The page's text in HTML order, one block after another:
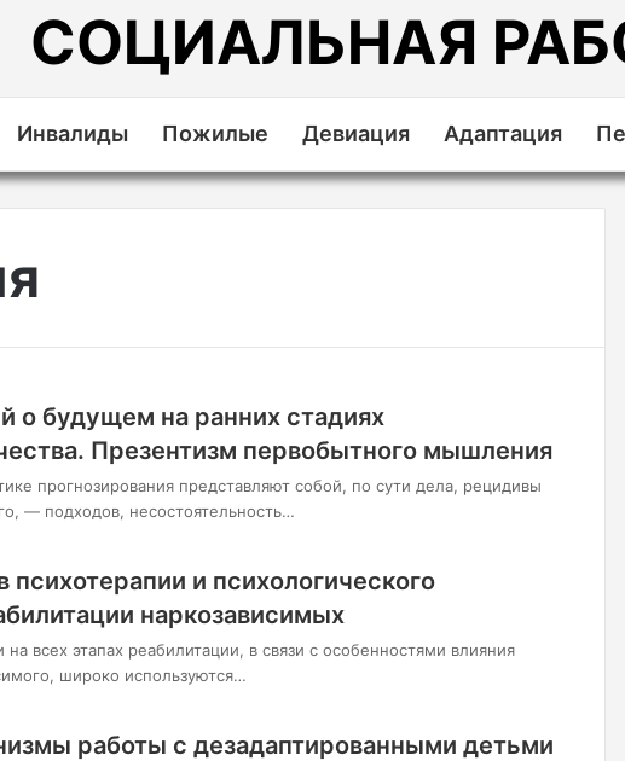
СОЦИАЛЬНАЯ
Инвалиды Пожилые Девиация Адаптация
о будущем на ранних стадиях
Презентизм первобытного мышления
прогнозирования представляют собой, по сути дела, рецидивы
— подходов, несостоятельность…
и психологического
наркозависимых
всех этапах реабилитации, в связи с особенностями влияния
широко используются…
работы с дезадаптированными детьми